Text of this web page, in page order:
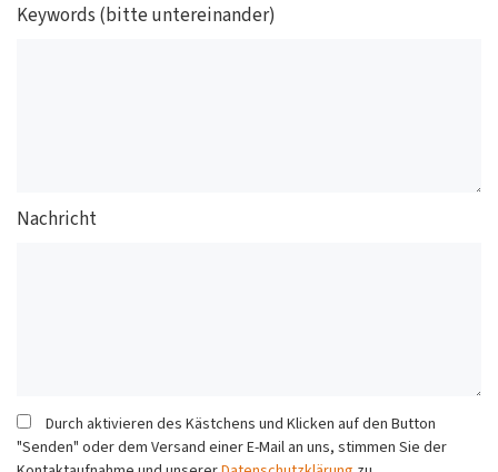
Keywords (bitte untereinander)
Nachricht
Durch aktivieren des Kästchens und Klicken auf den Button
"Senden" oder dem Versand einer E-Mail an uns, stimmen Sie der